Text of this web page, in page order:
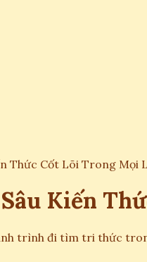
Thức Cốt Lõi Trong Mọi
Kiến
trình đi tìm tri thức